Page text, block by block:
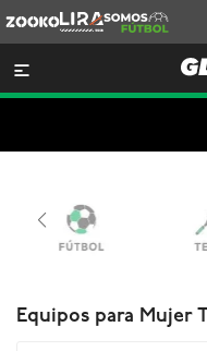
Lira
Somos
Futbol

Equipos para Mujer